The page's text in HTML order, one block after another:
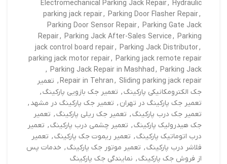
Electromechanical Parking Jack Repair, Hydraulic
parking jack repair, Parking Door Flasher Repair,
Parking Door Sensor Repair, Parking Gate Jack
Repair, Parking Jack After-Sales Service, Parking
jack control board repair, Parking Jack Distributor,
parking jack motor repair, Parking jack remote repair
, Parking Jack Repair in Mashhad, Parking Jack
Repair in Tehran, Sliding parking jack repair
, تعمیر
جک الکترومکانیکی پارکینگ, تعمیر جک بازویی پارکینگ,
تعمیر جک پارکینگ در تهران , تعمیر جک پارکینگ در مشهد ,
تعمیر جک درب پارکینگ, تعمیر جک ریلی پارکینگ, تعمیر
جک هیدرولیک پارکینگ, تعمیر چشمی درب پارکینگ, تعمیر
درب اتوماتیک پارکینگ, تعمیر ریموت جک پارکینگ, تعمیر
فلاشر درب پارکینگ, تعمیر موتور جک پارکینگ, خدمات پس
از فروش جک پارکینگ, نمایندگی جک پارکینگ